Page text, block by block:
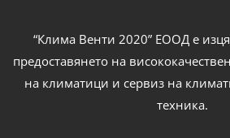
“Клима Венти 2020” ЕООД е
предоставянето на
на климатици и сервиз на
техника.